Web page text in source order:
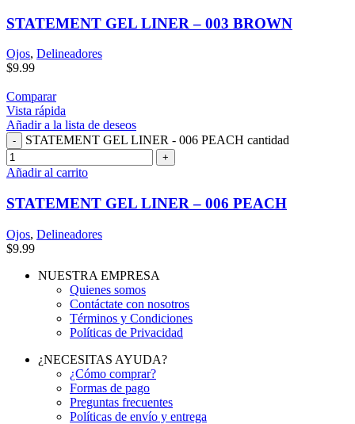
STATEMENT GEL LINER – 003 BROWN
Ojos, Delineadores
$9.99
Comparar
Vista rápida
Añadir a la lista de deseos
STATEMENT GEL LINER - 006 PEACH cantidad
Añadir al carrito
STATEMENT GEL LINER – 006 PEACH
Ojos, Delineadores
$9.99
NUESTRA EMPRESA
Quienes somos
Contáctate con nosotros
Términos y Condiciones
Políticas de Privacidad
¿NECESITAS AYUDA?
¿Cómo comprar?
Formas de pago
Preguntas frecuentes
Políticas de envío y entrega